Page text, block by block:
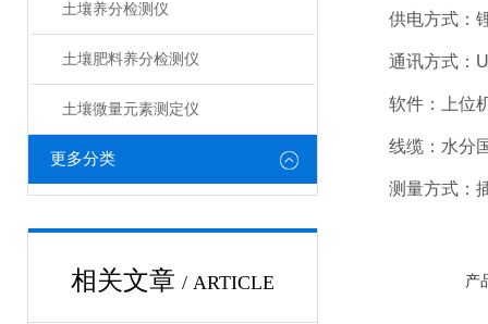
土壤养分检测仪
土壤肥料养分检测仪​
土壤微量元素测定仪
更多分类
相关文章 / ARTICLE
供电方式：锂
通讯方式：
软件：上位机
线缆：水分国
测量方式：插
产